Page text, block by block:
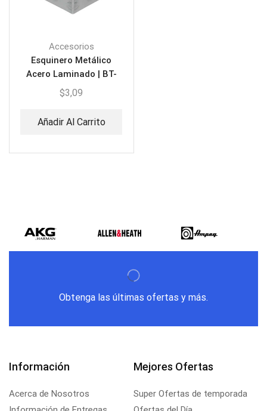
Accesorios
Esquinero Metálico
Acero Laminado | BT-
ZJM01
$3,09
Añadir Al Carrito
Obtenga las últimas ofertas y más.
Información
Acerca de Nosotros
Mejores Ofertas
Super Ofertas de temporada